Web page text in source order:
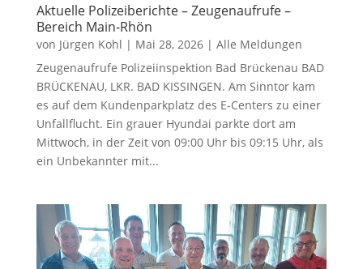
Aktuelle Polizeiberichte – Zeugenaufrufe –
Bereich Main-Rhön
von Jürgen Kohl | Mai 28, 2026| Alle Meldungen
Zeugenaufrufe Polizeiinspektion Bad Brückenau BAD
BRÜCKENAU, LKR. BAD KISSINGEN. Am Sinntor kam
es auf dem Kundenparkplatz des E-Centers zu einer
Unfallflucht. Ein grauer Hyundai parkte dort am
Mittwoch, in der Zeit von 09:00 Uhr bis 09:15 Uhr, als
ein Unbekannter mit...